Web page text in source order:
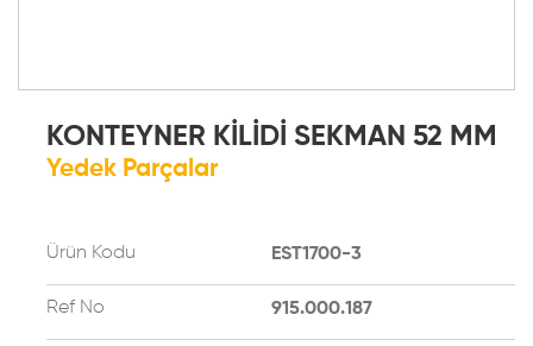
KONTEYNER KİLİDİ SEKMAN 52 MM
Yedek Parçalar
Ürün Kodu EST1700-3
Ref No 915.000.187